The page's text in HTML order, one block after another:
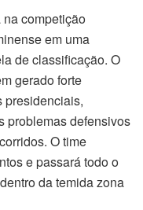
competição
em uma
de classificação. O
gerado forte
presidenciais,
problemas defensivos
O time
e passará todo o
da temida zona